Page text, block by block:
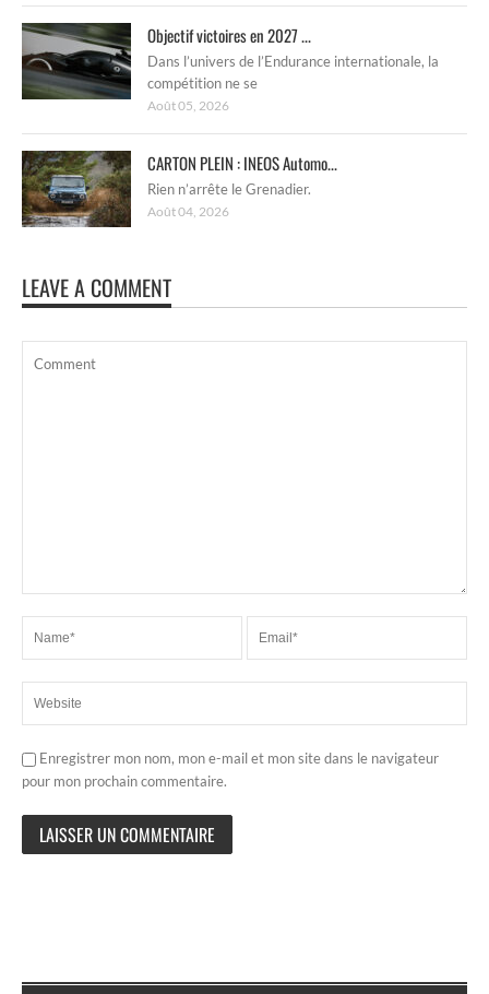
Objectif victoires en 2027 ...
Dans l’univers de l’Endurance internationale, la
compétition ne se
Août 05, 2026
CARTON PLEIN : INEOS Automo...
Rien n’arrête le Grenadier.
Août 04, 2026
LEAVE A COMMENT
Enregistrer mon nom, mon e-mail et mon site dans le navigateur
pour mon prochain commentaire.